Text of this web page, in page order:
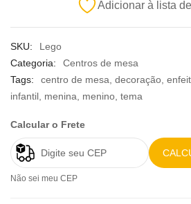
Adicionar à lista
SKU:
Lego
Categoria:
Centros de mesa
Tags:
centro de mesa decoração
infantil menina menino tema
Calcular o Frete
Não sei meu CEP